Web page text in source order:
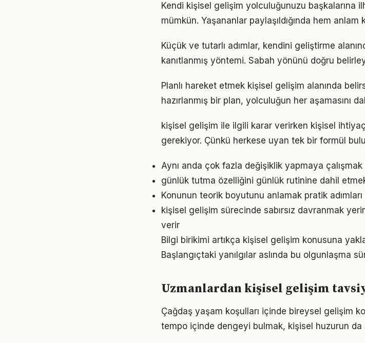
Kendi kişisel gelişim yolculuğunuzu başkalarına
mümkün. Yaşananlar paylaşıldığında hem anlam
Küçük ve tutarlı adımlar, kendini geliştirme
kanıtlanmış yöntemi. Sabah yönünü doğru
Planlı hareket etmek kişisel gelişim alanında
hazırlanmış bir plan, yolculuğun her aşamasını
kişisel gelişim ile ilgili karar verirken kişisel
gerekiyor. Çünkü herkese uyan tek bir formül
Aynı anda çok fazla değişiklik yapmaya
günlük tutma özelliğini günlük rutinine dahil
Konunun teorik boyutunu anlamak pratik adımları
kişisel gelişim sürecinde sabırsız davranmak
verir
Bilgi birikimi artıkça kişisel gelişim konusuna
Başlangıçtaki yanılgılar aslında bu olgunlaşma
Uzmanlardan kişisel gelişim
Çağdaş yaşam koşulları içinde bireysel gelişim
tempo içinde dengeyi bulmak, kişisel huzurun da